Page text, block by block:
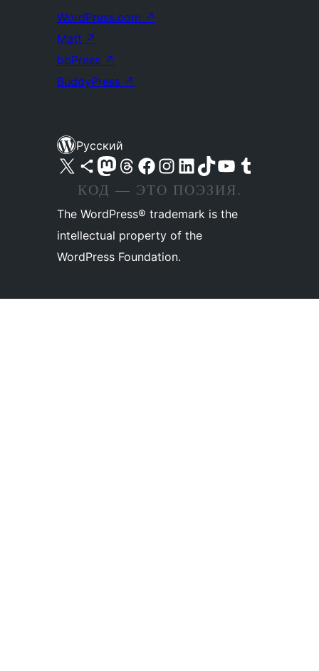
WordPress.com ↗
Matt ↗
bbPress ↗
BuddyPress ↗
Русский
Посетите нас в X (ранее Twitter)
Посетите нашу учётную запись в Bluesky
Посетите нашу ленту в Mastodon
Посетите нашу учётную запись в Threads
Посетите нашу страницу на Facebook
Посетите наш Instagram
Посетите нашу страницу в LinkedIn
Посетите нашу учётную запись в TikTok
Посетите наш канал YouTube
Посетите нашу учётную запись в Tumblr
КОД — ЭТО ПОЭЗИЯ.
The WordPress® trademark is the
intellectual property of the
WordPress Foundation.